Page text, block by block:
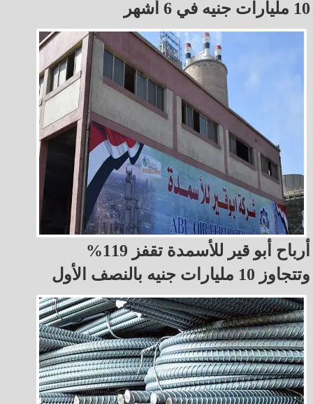
10 مليارات جنيه في 6 أشهر
أرباح أبو قير للأسمدة تقفز 119%
وتتجاوز 10 مليارات جنيه بالنصف الأول